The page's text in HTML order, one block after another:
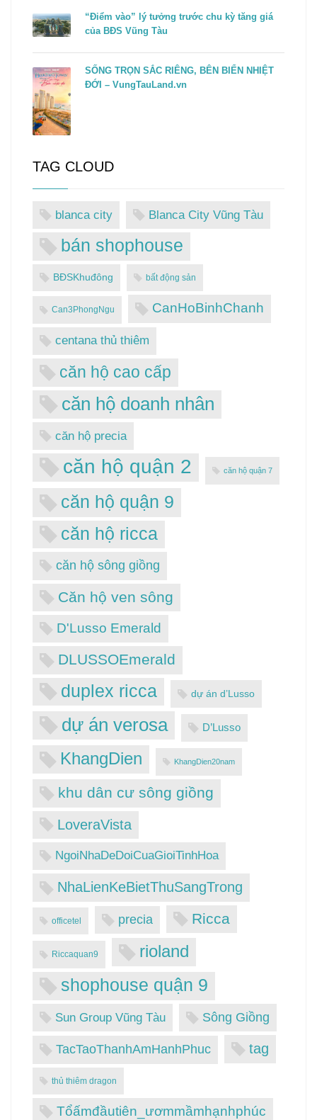
“Điểm vào” lý tưởng trước chu kỳ tăng giá
của BĐS Vũng Tàu
SỐNG TRỌN SẮC RIÊNG, BÊN BIỂN NHIỆT
ĐỚI – VungTauLand.vn
TAG CLOUD
blanca city Blanca City Vũng Tàu
bán shophouse
BĐSKhuđông bất động sản
Can3PhongNgu CanHoBinhChanh
centana thủ thiêm
căn hộ cao cấp
căn hộ doanh nhân
căn hộ precia
căn hộ quận 2 căn hộ quận 7
căn hộ quận 9
căn hộ ricca
căn hộ sông giồng
Căn hộ ven sông
D'Lusso Emerald
DLUSSOEmerald
duplex ricca dự án d’Lusso
dự án verosa D’Lusso
KhangDien KhangDien20nam
khu dân cư sông giồng
LoveraVista
NgoiNhaDeDoiCuaGioiTinhHoa
NhaLienKeBietThuSangTrong
officetel precia Ricca
Riccaquan9
rioland
shophouse quận 9
Sun Group Vũng Tàu Sông Giồng
TacTaoThanhAmHanhPhuc tag
thủ thiêm dragon
Tổấmđầutiên_ươmmầmhạnhphúc